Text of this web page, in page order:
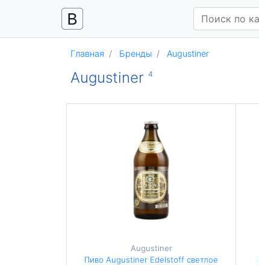
Главная Бренды Augustiner
Augustiner 4
Augustiner
Пиво Augustiner Edelstoff светлое